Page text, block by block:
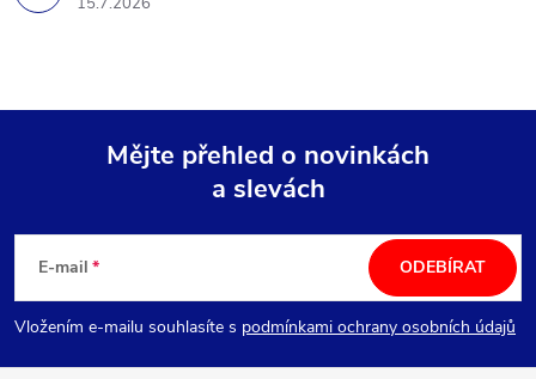
p
Mějte přehled o novinkách
a slevách
E-mail
Vložením e-mailu souhlasíte s podmínkami ochrany osobních údajů
ODEBÍRAT